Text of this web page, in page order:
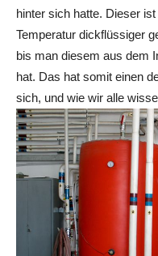
hinter sich hatte. Dieser
Temperatur dickflüssiger
bis man diesem aus dem
hat. Das hat somit einen
sich, und wie wir alle